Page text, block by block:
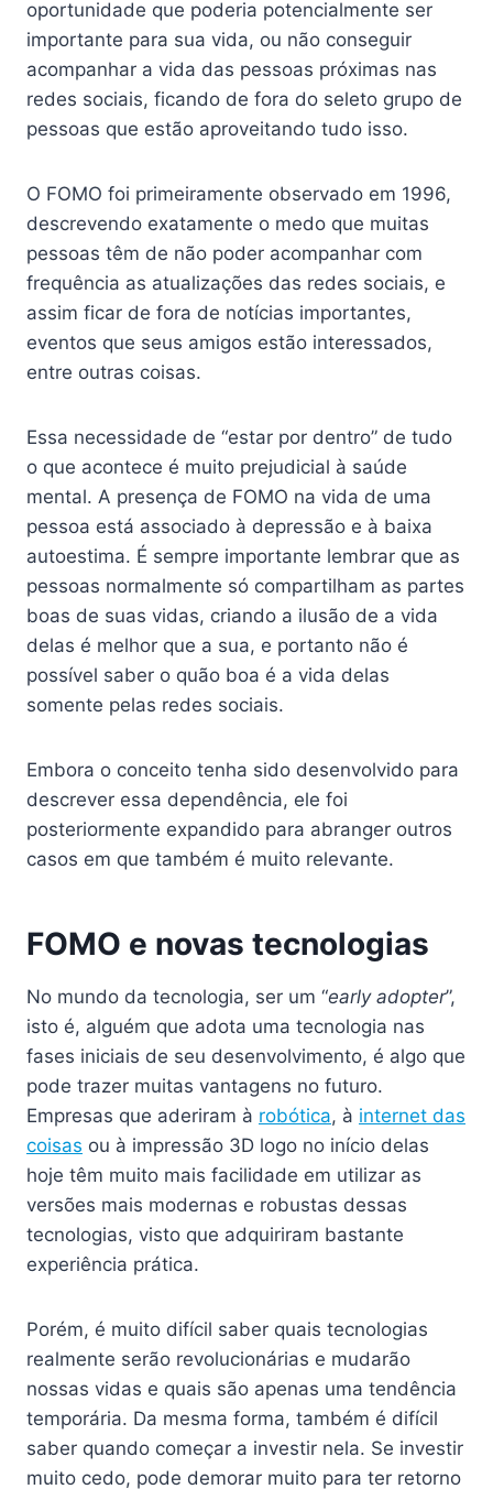
oportunidade que poderia potencialmente ser
importante para sua vida, ou não conseguir
acompanhar a vida das pessoas próximas nas
redes sociais, ficando de fora do seleto grupo de
pessoas que estão aproveitando tudo isso.
O FOMO foi primeiramente observado em 1996,
descrevendo exatamente o medo que muitas
pessoas têm de não poder acompanhar com
frequência as atualizações das redes sociais, e
assim ficar de fora de notícias importantes,
eventos que seus amigos estão interessados,
entre outras coisas.
Essa necessidade de “estar por dentro” de tudo
o que acontece é muito prejudicial à saúde
mental. A presença de FOMO na vida de uma
pessoa está associado à depressão e à baixa
autoestima. É sempre importante lembrar que as
pessoas normalmente só compartilham as partes
boas de suas vidas, criando a ilusão de a vida
delas é melhor que a sua, e portanto não é
possível saber o quão boa é a vida delas
somente pelas redes sociais.
Embora o conceito tenha sido desenvolvido para
descrever essa dependência, ele foi
posteriormente expandido para abranger outros
casos em que também é muito relevante.
FOMO e novas tecnologias
No mundo da tecnologia, ser um “early adopter”,
isto é, alguém que adota uma tecnologia nas
fases iniciais de seu desenvolvimento, é algo que
pode trazer muitas vantagens no futuro.
Empresas que aderiram à robótica, à internet das
coisas ou à impressão 3D logo no início delas
hoje têm muito mais facilidade em utilizar as
versões mais modernas e robustas dessas
tecnologias, visto que adquiriram bastante
experiência prática.
Porém, é muito difícil saber quais tecnologias
realmente serão revolucionárias e mudarão
nossas vidas e quais são apenas uma tendência
temporária. Da mesma forma, também é difícil
saber quando começar a investir nela. Se investir
muito cedo, pode demorar muito para ter retorno